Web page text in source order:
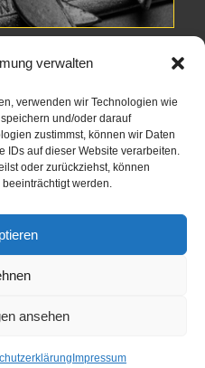
verwalten
verwenden wir Technologien wie
und/oder darauf
zustimmst, können wir Daten
IDs auf dieser Website verarbeiten.
oder zurückziehst, können
werden.
ansehen
Impressum